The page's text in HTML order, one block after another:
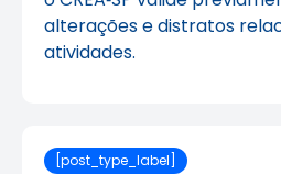
alterações e distratos
atividades.
[post_type_label]